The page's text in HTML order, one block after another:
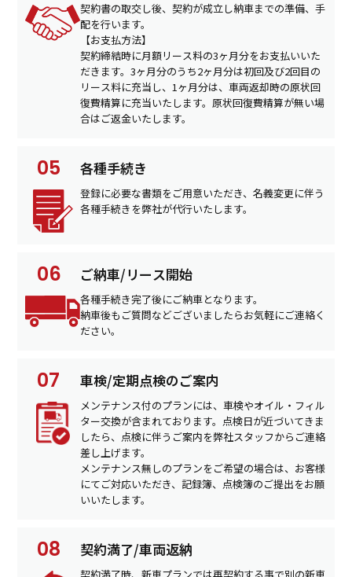
契約書の取交し後、契約が成立し納車までの準備、手
配を行います。
【お支払方法】
契約締結時に月額リース料の3ヶ月分をお支払いいた
だきます。3ヶ月分のうち2ヶ月分は初回及び2回目の
リース料に充当し、1ヶ月分は、車両返却時の原状回
復費精算に充当いたします。原状回復費精算が無い場
合はご返金いたします。
各種手続き
登録に必要な書類をご用意いただき、名義変更に伴う
各種手続きを弊社が代行いたします。
ご納車/リース開始
各種手続き完了後にご納車となります。
納車後もご質問などございましたらお気軽にご連絡く
ださい。
車検/定期点検のご案内
メンテナンス付のプランには、車検やオイル・フィル
ター交換が含まれております。点検日が近づいてきま
したら、点検に伴うご案内を弊社スタッフからご連絡
差し上げます。
メンテナンス無しのプランをご希望の場合は、お客様
にてご対応いただき、記録簿、点検簿のご提出をお願
いいたします。
契約満了/車両返納